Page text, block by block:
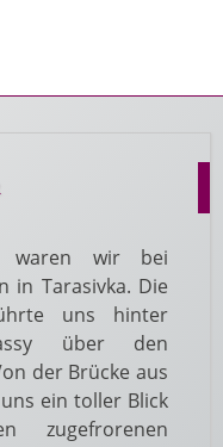
waren wir bei
in Tarasivka. Die
uns hinter
über den
der Brücke aus
ein toller Blick
zugefrorenen